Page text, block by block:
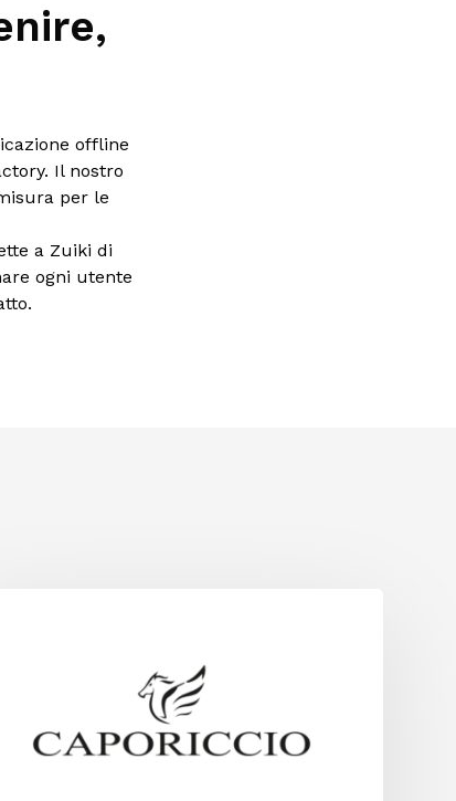
offline
Il nostro
per le
a Zuiki di
ogni utente